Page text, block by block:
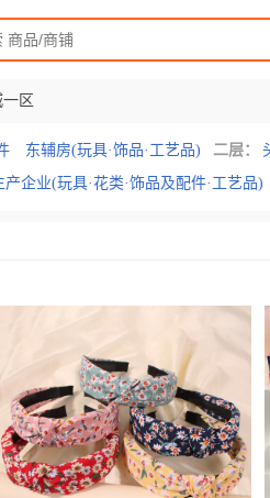
区
东辅房(玩具·饰品·工艺品) 二层：
产企业(玩具·花类·饰品及配件·工艺品)